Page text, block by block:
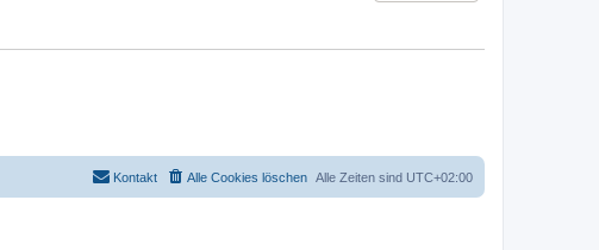
Alle Zeiten sind UTC+02:00
Alle Cookies löschen
Kontakt